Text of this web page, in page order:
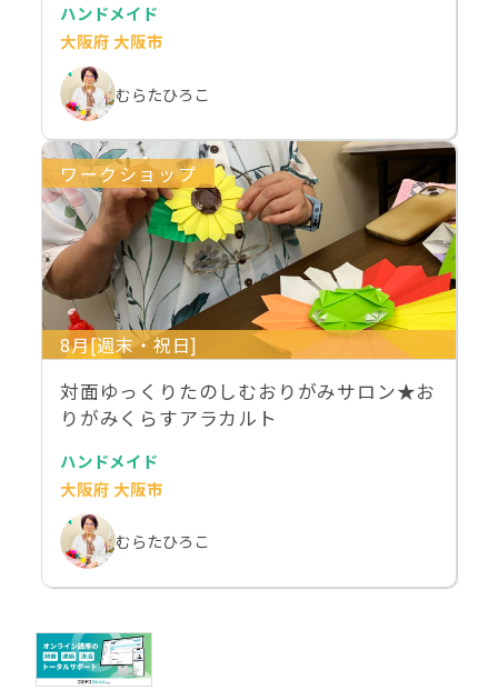
ハンドメイド
大阪府 大阪市
むらたひろこ
ワークショップ
8月[週末・祝日]
対面ゆっくりたのしむおりがみサロン★お
りがみくらすアラカルト
ハンドメイド
大阪府 大阪市
むらたひろこ